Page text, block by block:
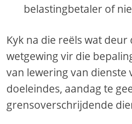
belastingbetaler of
Kyk na die reëls wat deur
wetgewing vir die
van lewering van dienste
doeleindes, aandag te
grensoverschrijdende